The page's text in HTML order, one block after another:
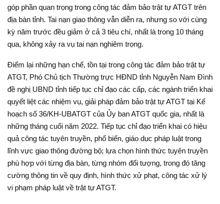
góp phần quan trọng trong công tác đảm bảo trật tự ATGT trên
địa bàn tỉnh. Tai nạn giao thông vẫn diễn ra, nhưng so với cùng
kỳ năm trước đều giảm ở cả 3 tiêu chí, nhất là trong 10 tháng
qua, không xảy ra vụ tai nạn nghiêm trọng.
Điểm lại những hạn chế, tồn tại trong công tác đảm bảo trật tự
ATGT, Phó Chủ tịch Thường trực HĐND tỉnh Nguyễn Nam Đình
đề nghị UBND tỉnh tiếp tục chỉ đạo các cấp, các ngành triển khai
quyết liệt các nhiệm vụ, giải pháp đảm bảo trật tự ATGT tại Kế
hoạch số 36/KH-UBATGT của Ủy ban ATGT quốc gia, nhất là
những tháng cuối năm 2022. Tiếp tục chỉ đạo triển khai có hiệu
quả công tác tuyên truyền, phổ biến, giáo dục pháp luật trong
lĩnh vực giao thông đường bộ; lựa chọn hình thức tuyên truyền
phù hợp với từng địa bàn, từng nhóm đối tượng, trong đó tăng
cường thông tin về quy định, hình thức xử phạt, công tác xử lý
vi phạm pháp luật về trật tự ATGT.